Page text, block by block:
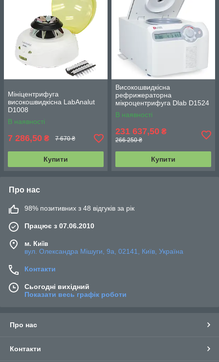
Мініцентрифуга
високошвидкісна LabAnalut
D1008
В наявності
7 286,50 ₴ 7 670 ₴
Купити
Високошвидкісна
рефрижераторна
мікроцентрифуга Dlab D1524
R
В наявності
231 637,50 ₴
266 250 ₴
Купити
Про нас
98% позитивних з 48 відгуків за рік
Працює з 07.06.2010
м. Київ
вул. Олександра Мішуги, 9а, 02141, Київ, Україна
Контакти
Сьогодні вихідний
Показати весь графік роботи
Про нас
Контакти